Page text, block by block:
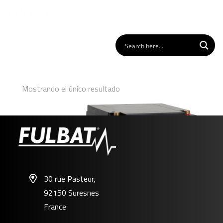
Mostrando el único resultado
30 rue Pasteur,
92150 Suresnes
France